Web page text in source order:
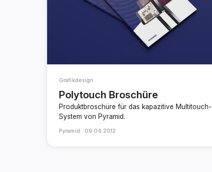
Grafikdesign
Polytouch Broschüre
Produktbroschüre für das kapazitive Multitouch-
System von Pyramid.
Pyramid · 09.06.2012